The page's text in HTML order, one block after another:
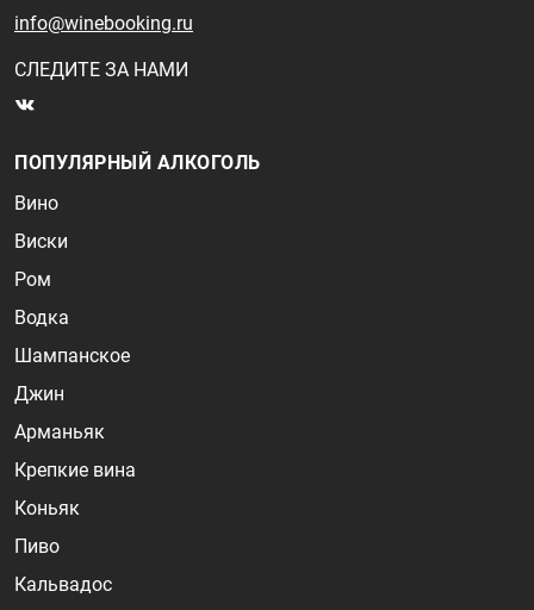
info@winebooking.ru
СЛЕДИТЕ ЗА НАМИ
ПОПУЛЯРНЫЙ АЛКОГОЛЬ
Вино
Виски
Ром
Водка
Шампанское
Джин
Арманьяк
Крепкие вина
Коньяк
Пиво
Кальвадос